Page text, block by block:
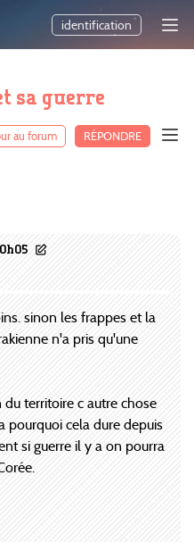
identification
sa guerre
au forum RÉPONDRE
sinon les frappes et la
n'a pris qu'une
territoire c autre chose
pourquoi cela dure depuis
si guerre il y a on pourra